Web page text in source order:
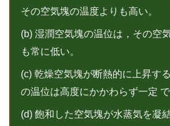
その空気塊の温度よりも高い。
(b) 湿潤空気塊の温位は，その空
も常に低い。
(c) 乾燥空気塊が断熱的に上昇す
の温位は高度にかかわらず一定 で
(d) 飽和した空気塊が水蒸気を凝